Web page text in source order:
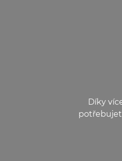
Díky